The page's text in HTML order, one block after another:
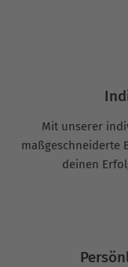
Mit unserer
maßgeschneiderte
deinen